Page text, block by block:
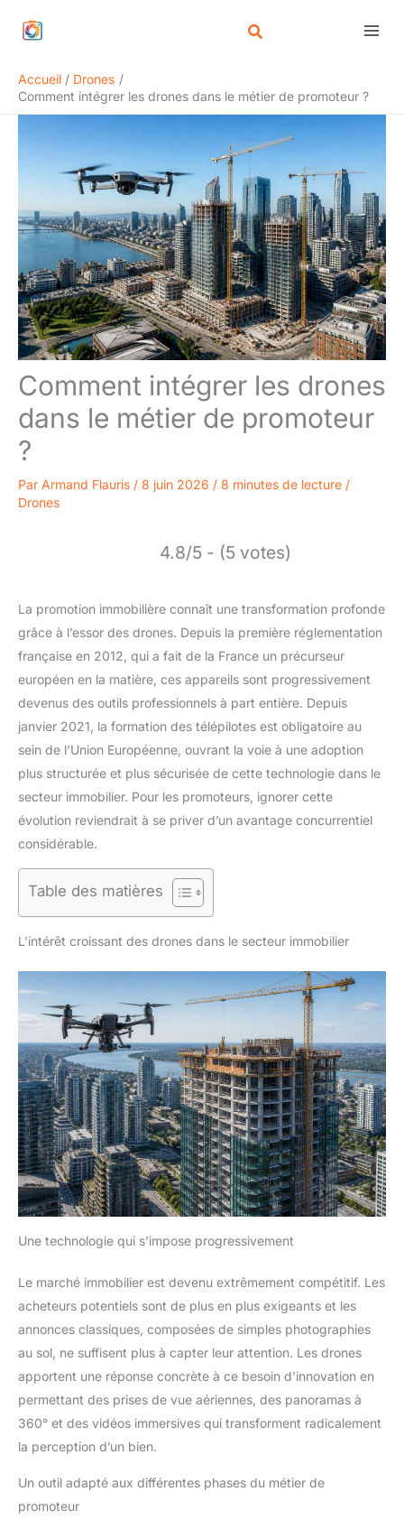
Accueil
Drones
Comment intégrer les drones dans le métier de promoteur ?
Comment intégrer les drones
dans le métier de promoteur
?
Par Armand Flauris / 8 juin 2026 / 8 minutes de lecture /
Drones
4.8/5 - (5 votes)
La promotion immobilière connaît une transformation profonde
grâce à l’essor des drones. Depuis la première réglementation
française en 2012, qui a fait de la France un précurseur
européen en la matière, ces appareils sont progressivement
devenus des outils professionnels à part entière. Depuis
janvier 2021, la formation des télépilotes est obligatoire au
sein de l’Union Européenne, ouvrant la voie à une adoption
plus structurée et plus sécurisée de cette technologie dans le
secteur immobilier. Pour les promoteurs, ignorer cette
évolution reviendrait à se priver d’un avantage concurrentiel
considérable.
Table des matières
L’intérêt croissant des drones dans le secteur immobilier
Une technologie qui s’impose progressivement
Le marché immobilier est devenu extrêmement compétitif. Les
acheteurs potentiels sont de plus en plus exigeants et les
annonces classiques, composées de simples photographies
au sol, ne suffisent plus à capter leur attention. Les drones
apportent une réponse concrète à ce besoin d’innovation en
permettant des prises de vue aériennes, des panoramas à
360° et des vidéos immersives qui transforment radicalement
la perception d’un bien.
Un outil adapté aux différentes phases du métier de
promoteur